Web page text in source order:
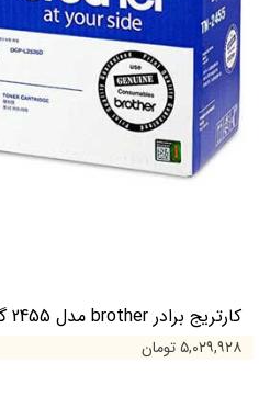
کارتریج برادر brother مدل 2455 گرید a
۵,۰۲۹,۹۲۸ تومان